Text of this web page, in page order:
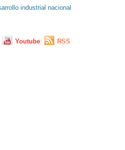
industrial nacional
Youtube RSS